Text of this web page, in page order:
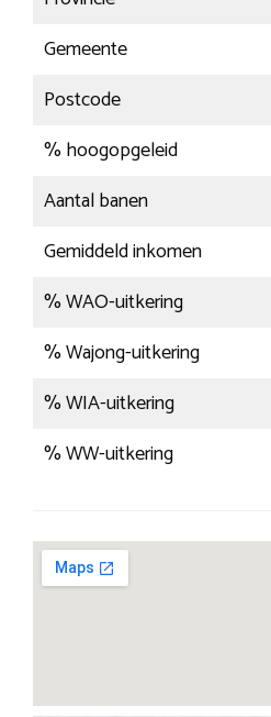
Gemeente
Postcode
% hoogopgeleid
Aantal banen
Gemiddeld inkomen
% WAO-uitkering
% Wajong-uitkering
% WIA-uitkering
% WW-uitkering